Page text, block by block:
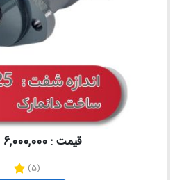
قیمت : 6,000,000 تومان
(5)